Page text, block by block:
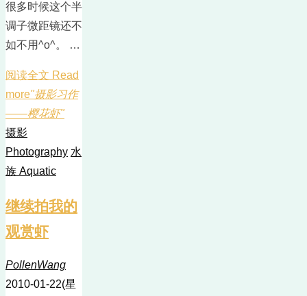
很多时候这个半
调子微距镜还不
如不用^o^。 …
阅读全文 Read
more"摄影习作
——樱花虾"
摄影
Photography 水
族 Aquatic
继续拍我的
观赏虾
PollenWang
2010-01-22(星